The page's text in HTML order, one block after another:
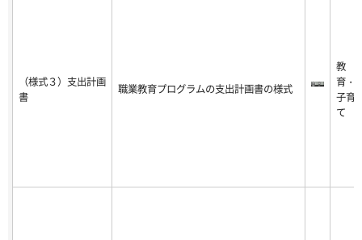
（様式３）支出計画
書
職業教育プログラムの支出計画書の様式
教
育・
子育
て